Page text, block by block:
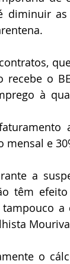
diminuir
recebe o
à
mensal e
a
têm
a
o